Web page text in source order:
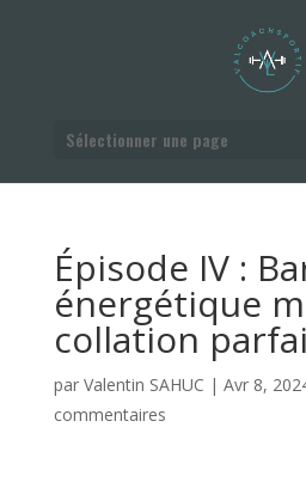
Sélectionner une page
Épisode IV :
énergétique
collation
par Valentin SAHUC | Avr 8,
commentaires